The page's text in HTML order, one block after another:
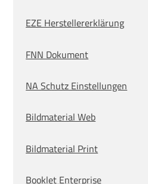
EZE Herstellererklärung
FNN Dokument
NA Schutz Einstellungen
Bildmaterial Web
Bildmaterial Print
Booklet Enterprise